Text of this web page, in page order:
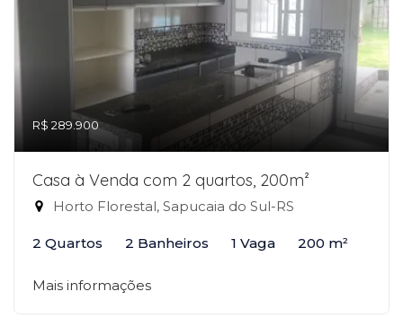
R$ 289.900
Casa à Venda com 2 quartos, 200m²
Horto Florestal, Sapucaia do Sul-RS
2 Quartos 2 Banheiros 1 Vaga 200 m²
Mais informações